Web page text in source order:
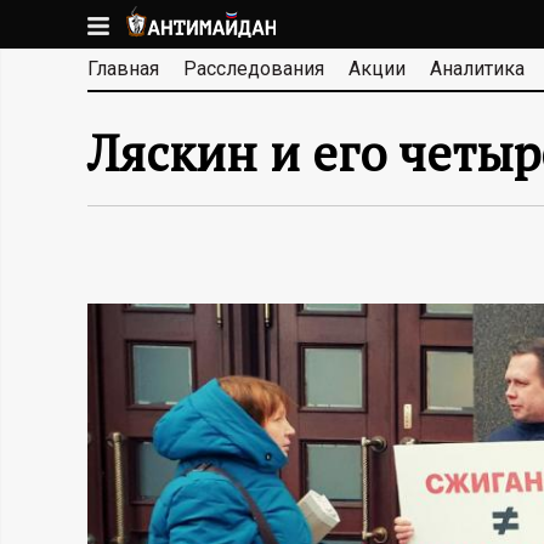
к
основномуА
Н
М
Й
Д
Главная Расследования Акции Аналитика
Ляскин и его